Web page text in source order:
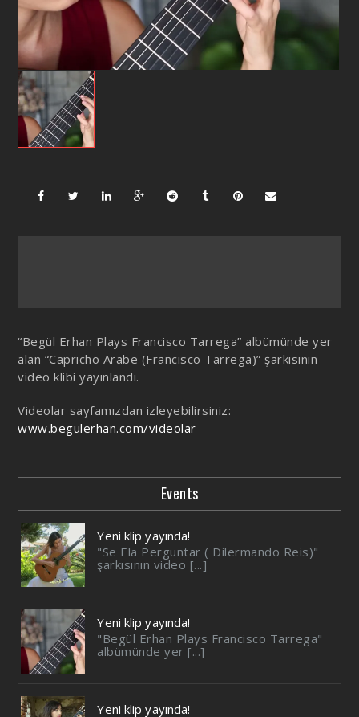
“Begül Erhan Plays Francisco Tarrega” albümünde yer
alan “Capricho Arabe (Francisco Tarrega)” şarkısının
video klibi yayınlandı.
Videolar sayfamızdan izleyebilirsiniz:
www.begulerhan.com/videolar
Events
Yeni klip yayında!
"Se Ela Perguntar ( Dilermando Reis)"
şarkısının video [...]
Yeni klip yayında!
"Begül Erhan Plays Francisco Tarrega"
albümünde yer [...]
Yeni klip yayında!